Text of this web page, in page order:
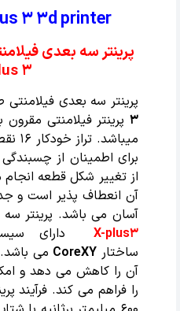
3 3d printer
پرینتر سه بعدی
3
پرینتر سه بعدی
3 پرینتر فیلامنتی
برای اطمینان از
آن انعطاف پذیر است و
آسان می باشد. پرینتر
X-plus3
دارای
ساختارCoreXY می
آن را کاهش می دهد و
را فراهم می کند. فرآیند